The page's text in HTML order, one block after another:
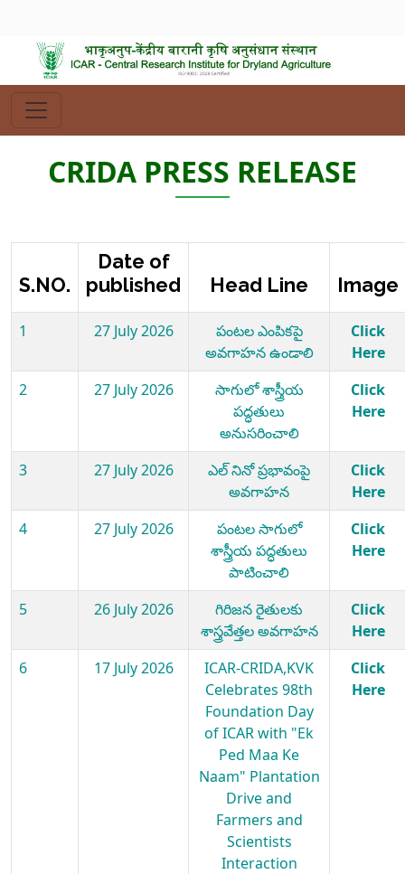
CRIDA PRESS RELEASE
S.NO.
Date of
published
Head Line Image
1 27 July 2026
పంటల ఎంపికపై
అవగాహన ఉండాలి
Click
Here
2
27 July 2026
సాగులో శాస్త్రీయ
పద్ధతులు
అనుసరించాలి
Click
Here
3 27 July 2026
ఎల్ నినో ప్రభావంపై
అవగాహన
Click
Here
4
27 July 2026
పంటల సాగులో
శాస్త్రీయ పద్ధతులు
పాటించాలి
Click
Here
5 26 July 2026
గిరిజన రైతులకు
శాస్త్రవేత్తల అవగాహన
Click
Here
6
17 July 2026
ICAR-CRIDA,KVK
Celebrates 98th
Foundation Day
of ICAR with "Ek
Ped Maa Ke
Naam" Plantation
Drive and
Farmers and
Scientists
Interaction
Click
Here